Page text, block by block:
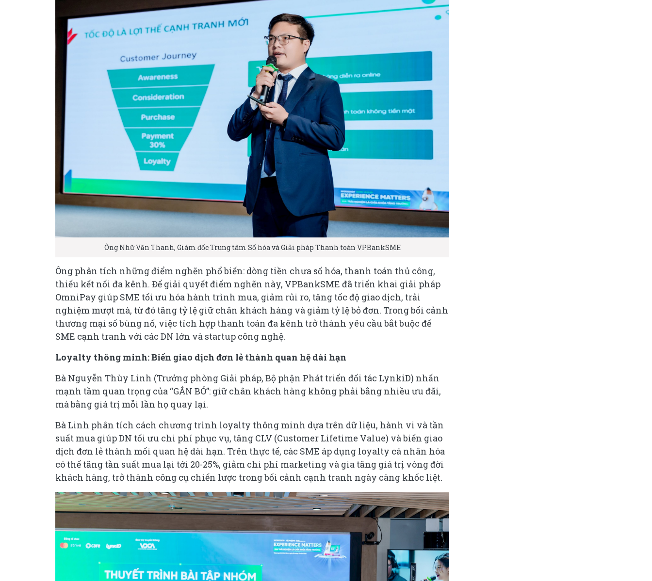
Ông Nhữ Văn Thanh, Giám đốc Trung tâm Số hóa và Giải pháp Thanh toán VPBankSME
Ông phân tích những điểm nghẽn phổ biến: dòng tiền chưa số hóa, thanh toán thủ công,
thiếu kết nối đa kênh. Để giải quyết điểm nghẽn này, VPBankSME đã triển khai giải pháp
OmniPay giúp SME tối ưu hóa hành trình mua, giảm rủi ro, tăng tốc độ giao dịch, trải
nghiệm mượt mà, từ đó tăng tỷ lệ giữ chân khách hàng và giảm tỷ lệ bỏ đơn. Trong bối cảnh
thương mại số bùng nổ, việc tích hợp thanh toán đa kênh trở thành yêu cầu bắt buộc để
SME cạnh tranh với các DN lớn và startup công nghệ.
Loyalty thông minh: Biến giao dịch đơn lẻ thành quan hệ dài hạn
Bà Nguyễn Thùy Linh (Trưởng phòng Giải pháp, Bộ phận Phát triển đối tác LynkiD) nhấn
mạnh tầm quan trọng của “GẮN BÓ”: giữ chân khách hàng không phải bằng nhiều ưu đãi,
mà bằng giá trị mỗi lần họ quay lại.
Bà Linh phân tích cách chương trình loyalty thông minh dựa trên dữ liệu, hành vi và tần
suất mua giúp DN tối ưu chi phí phục vụ, tăng CLV (Customer Lifetime Value) và biến giao
dịch đơn lẻ thành mối quan hệ dài hạn. Trên thực tế, các SME áp dụng loyalty cá nhân hóa
có thể tăng tần suất mua lại tới 20-25%, giảm chi phí marketing và gia tăng giá trị vòng đời
khách hàng, trở thành công cụ chiến lược trong bối cảnh cạnh tranh ngày càng khốc liệt.